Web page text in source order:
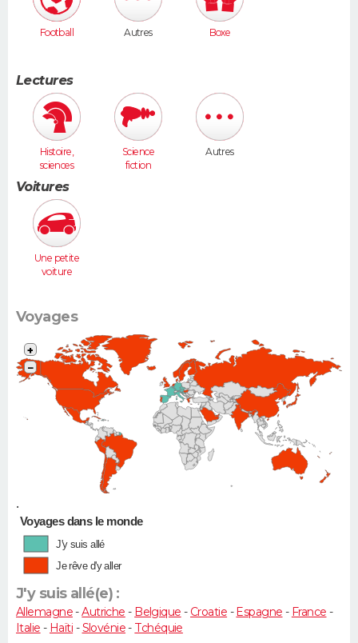
Football Autres Boxe
Lectures
Histoire,
sciences
humaines
Science
fiction
Autres
Voitures
Une petite
voiture
Voyages
•
+
−
Voyages dans le monde
J'y suis allé
Je rêve d'y aller
J'y suis allé(e) :
Allemagne-Autriche - Belgique - Croatie -Espagne - France -
Italie - Haïti -Slovénie- Tchéquie